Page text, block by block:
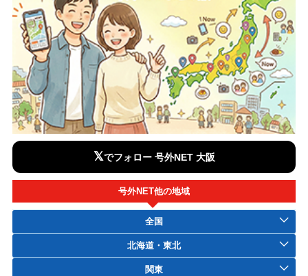
𝕏でフォロー 号外NET 大阪
号外NET他の地域
全国
北海道・東北
関東